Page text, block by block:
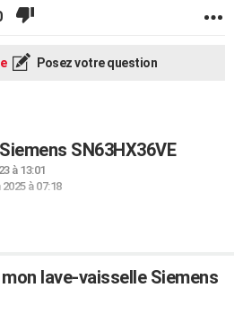
Posez votre question
SN63HX36VE
à 13:01
2025 à 07:18
lave-vaisselle Siemens